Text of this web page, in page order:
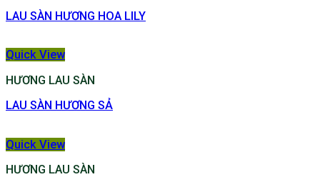
LAU SÀN HƯƠNG HOA LILY
Quick View
HƯƠNG LAU SÀN
LAU SÀN HƯƠNG SẢ
Quick View
HƯƠNG LAU SÀN